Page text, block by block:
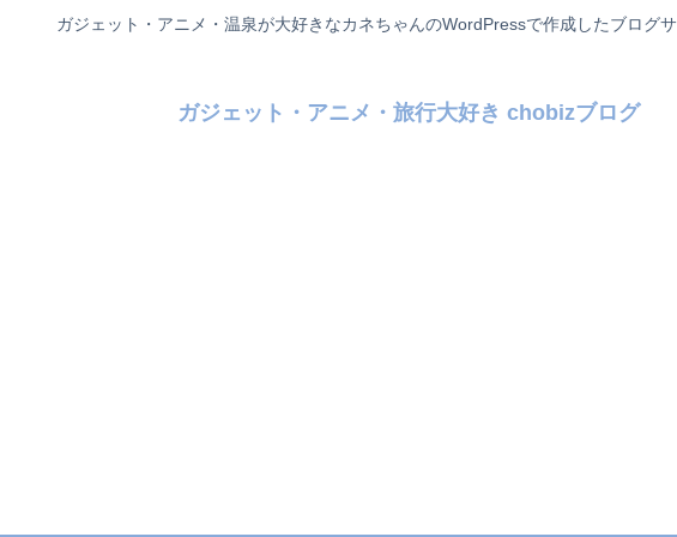
ガジェット・アニメ・温泉が大好きなカネちゃんのWordPressで作成したブログサ
ガジェット・アニメ・旅行大好き chobizブログ